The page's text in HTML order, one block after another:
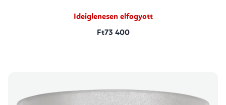
Ideiglenesen elfogyott
Ft73 400